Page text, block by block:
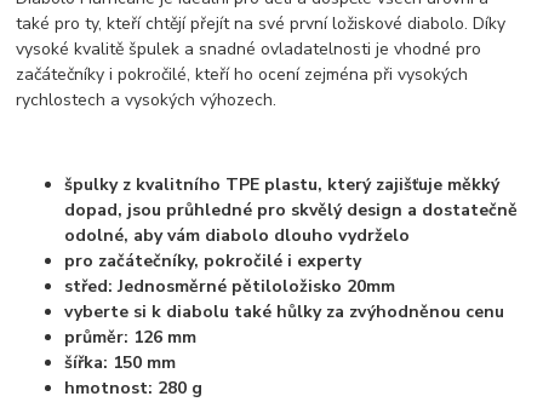
také pro ty, kteří chtějí přejít na své první ložiskové diabolo. Díky
vysoké kvalitě špulek a snadné ovladatelnosti je vhodné pro
začátečníky i pokročilé, kteří ho ocení zejména při vysokých
rychlostech a vysokých výhozech.
špulky z kvalitního TPE plastu, který zajišťuje měkký
dopad, jsou průhledné pro skvělý design a dostatečně
odolné, aby vám diabolo dlouho vydrželo
pro začátečníky, pokročilé i experty
střed: Jednosměrné pětiloložisko 20mm
vyberte si k diabolu také hůlky za zvýhodněnou cenu
průměr: 126 mm
šířka: 150 mm
hmotnost: 280 g